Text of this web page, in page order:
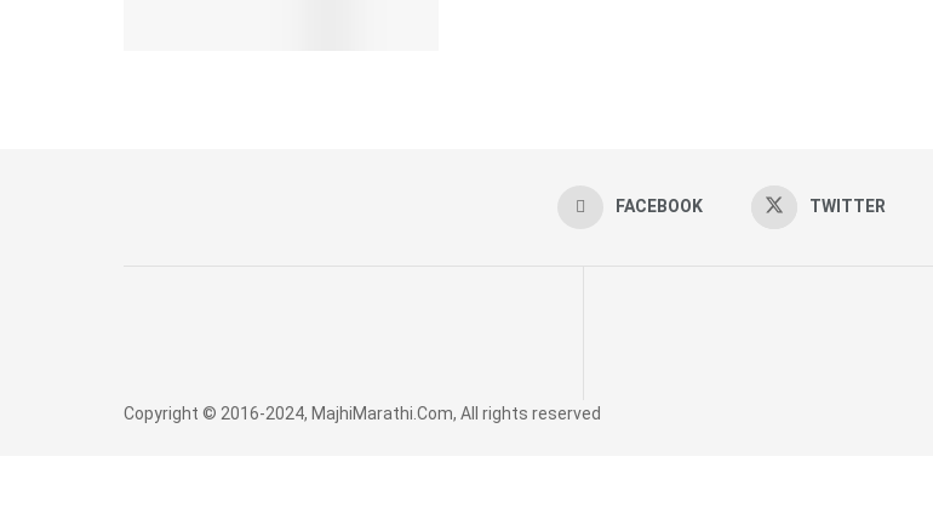
FACEBOOK TWITTER
Copyright © 2016-2024, MajhiMarathi.Com, All rights reserved